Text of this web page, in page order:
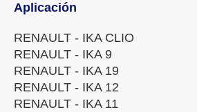
Aplicación
RENAULT - IKA CLIO
RENAULT - IKA 9
RENAULT - IKA 19
RENAULT - IKA 12
RENAULT - IKA 11